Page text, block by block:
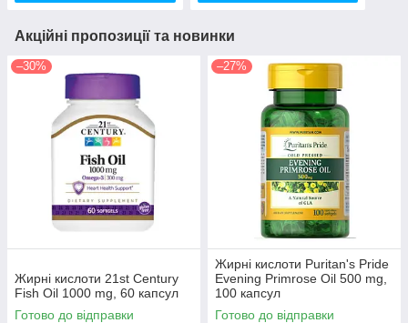
Акційні пропозиції та новинки
–30%
Жирні кислоти 21st Century
Fish Oil 1000 mg, 60 капсул
Готово до відправки
–27%
Жирні кислоти Puritan's Pride
Evening Primrose Oil 500 mg,
100 капсул
Готово до відправки